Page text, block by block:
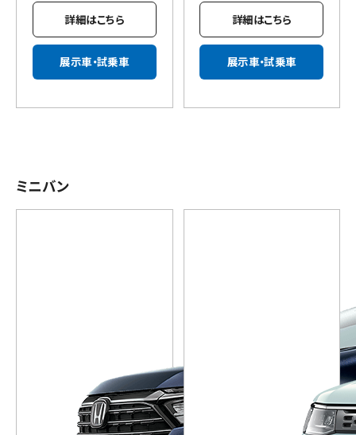
詳細はこちら
展示車・試乗車
詳細はこちら
展示車・試乗車
ミニバン